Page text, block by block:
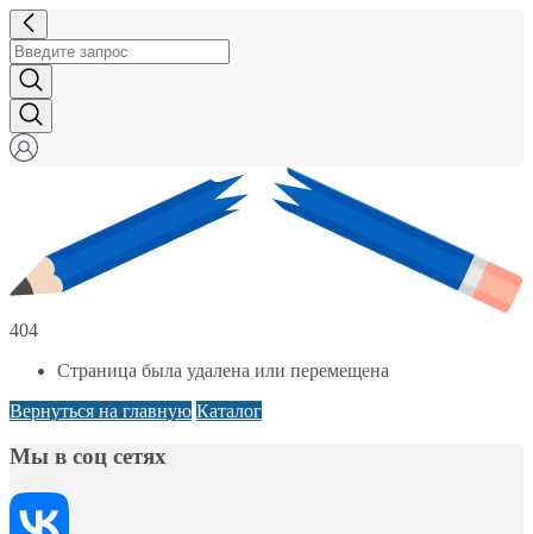
404
Страница была удалена или перемещена
Вернуться на главную Каталог
Мы в соц сетях